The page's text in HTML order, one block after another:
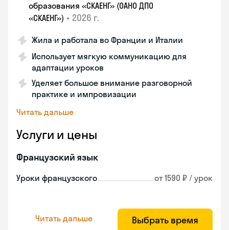
образования «СКАЕНГ» (ОАНО ДПО
«СКАЕНГ») • 2026 г.
Жила и работала во Франции и Италии
Использует мягкую коммуникацию для
адаптации уроков
Уделяет большое внимание разговорной
практике и импровизации
Читать дальше
Услуги и цены
Французский язык
Уроки французского от 1590 ₽ / урок
Читать дальше Выбрать время